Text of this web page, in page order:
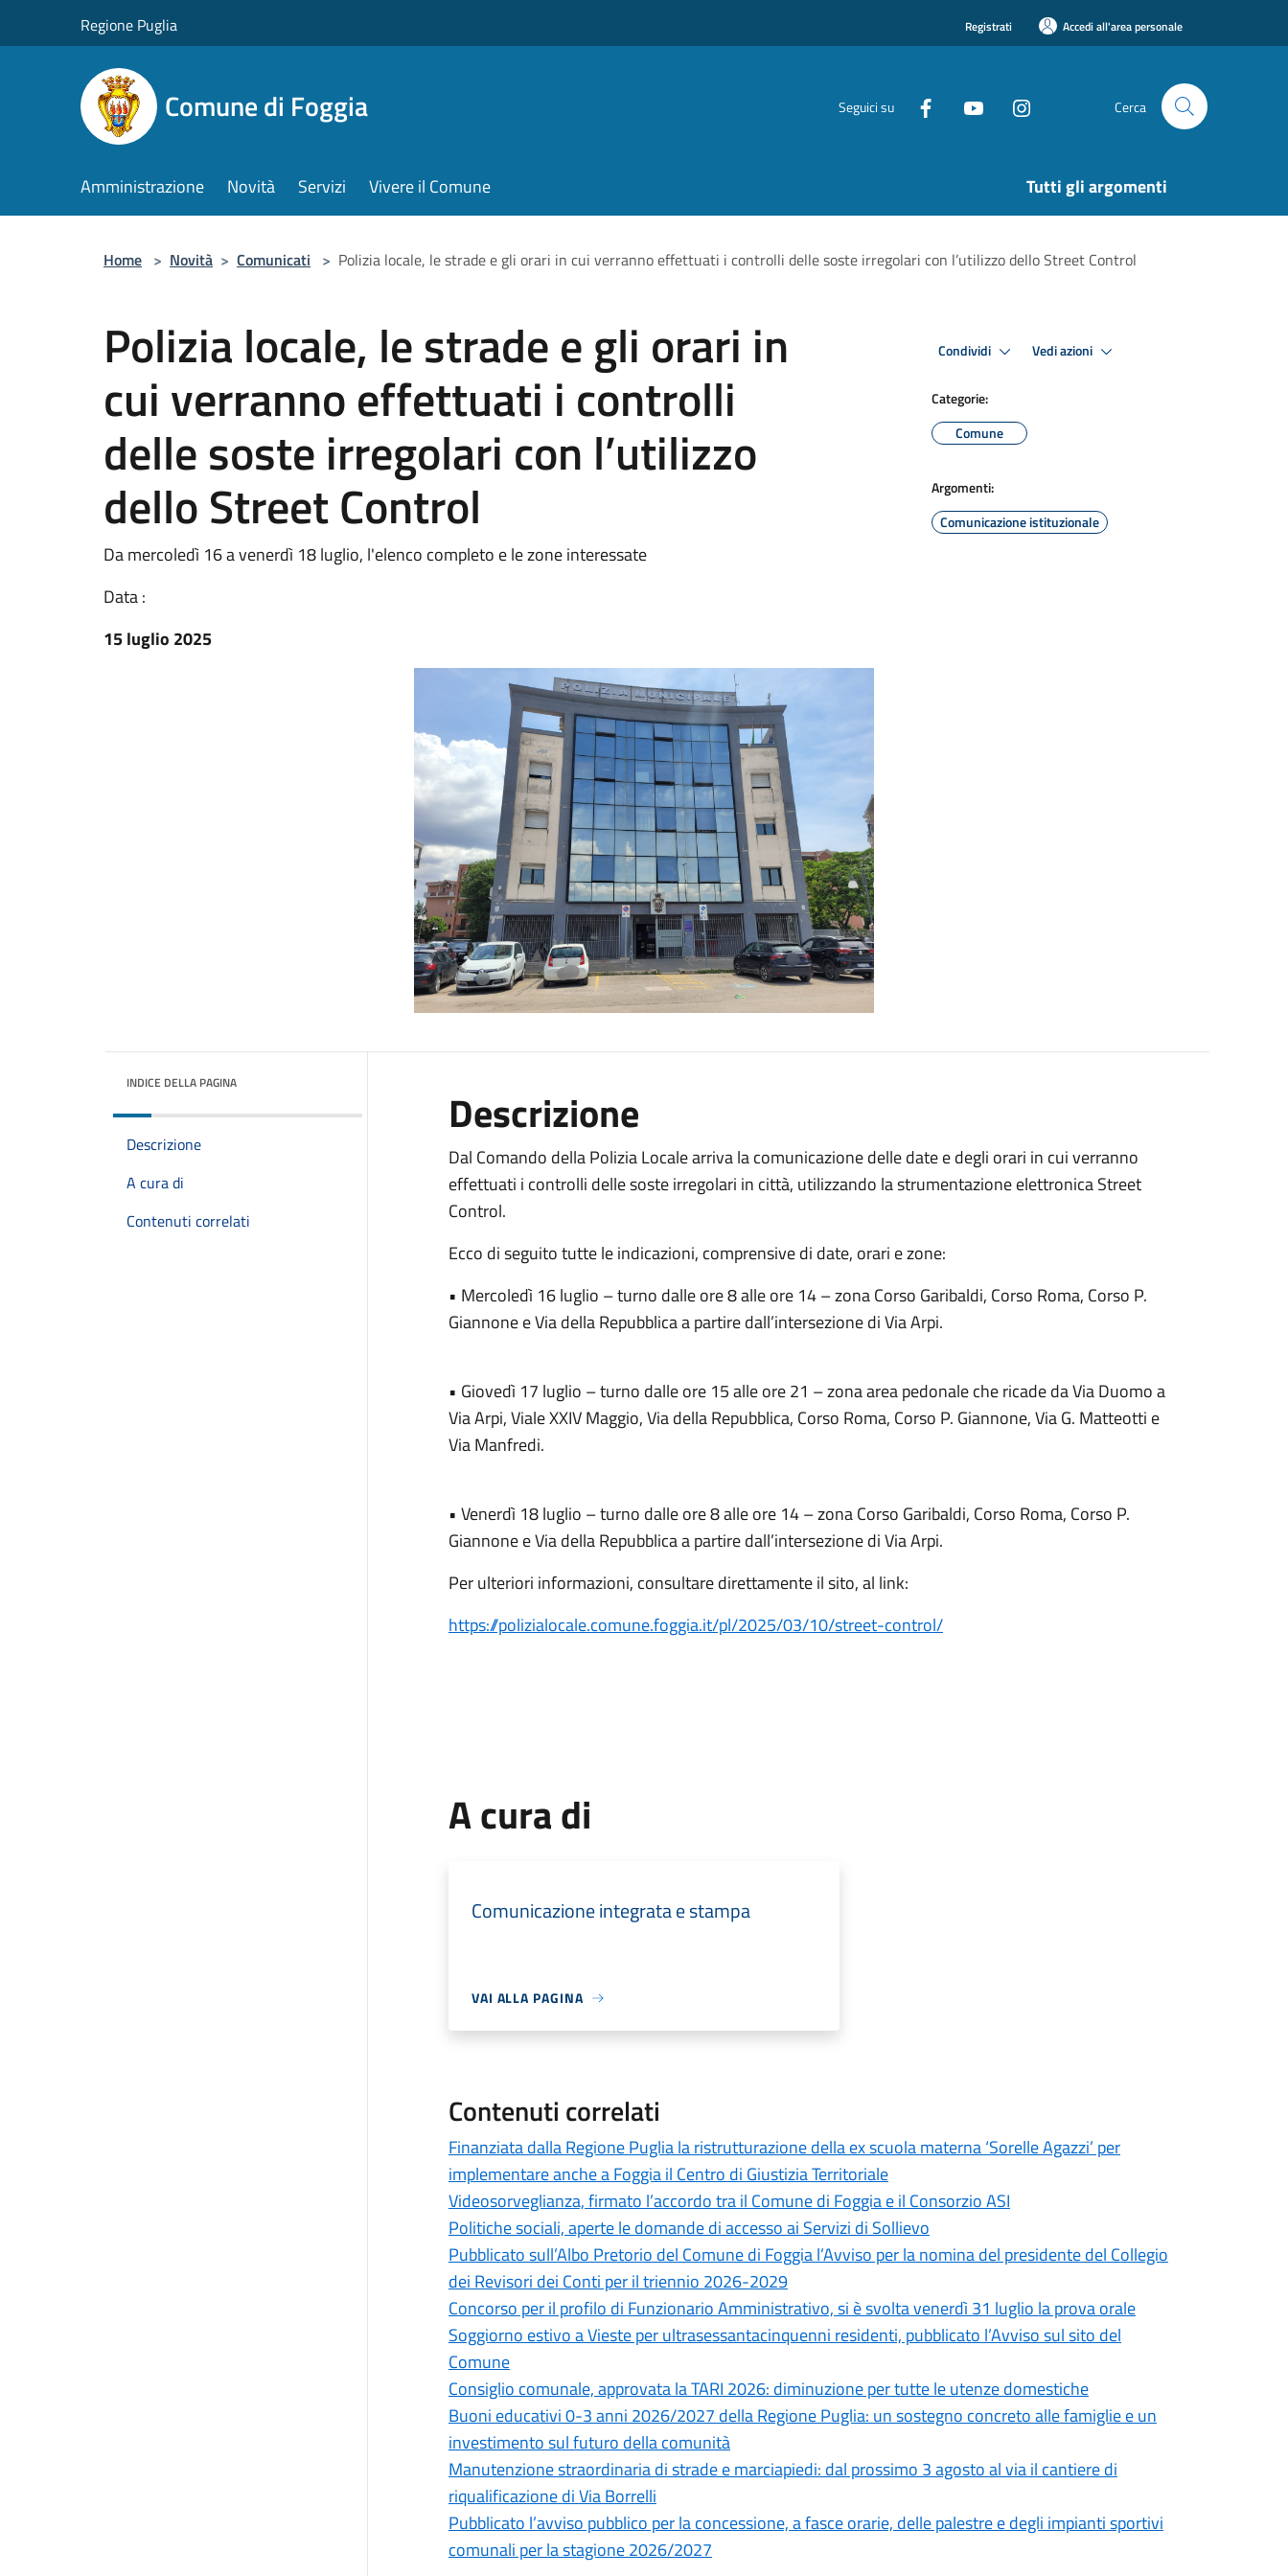
Regione Puglia Registrati Accedi all'area personale
Comune di Foggia Seguici su Cerca
Amministrazione Novità Servizi Vivere il Comune Tutti gli argomenti
Home > Novità > Comunicati > Polizia locale, le strade e gli orari in cui verranno effettuati i controlli delle soste irregolari con l’utilizzo dello Street Control
Polizia locale, le strade e gli orari in
cui verranno effettuati i controlli
delle soste irregolari con l’utilizzo
dello Street Control
Da mercoledì 16 a venerdì 18 luglio, l'elenco completo e le zone interessate
Data :
15 luglio 2025
Condividi Vedi azioni
Categorie:
Comune
Argomenti:
Comunicazione istituzionale
INDICE DELLA PAGINA
Descrizione
A cura di
Contenuti correlati
Descrizione
Dal Comando della Polizia Locale arriva la comunicazione delle date e degli orari in cui verranno
effettuati i controlli delle soste irregolari in città, utilizzando la strumentazione elettronica Street
Control.
Ecco di seguito tutte le indicazioni, comprensive di date, orari e zone:
• Mercoledì 16 luglio – turno dalle ore 8 alle ore 14 – zona Corso Garibaldi, Corso Roma, Corso P.
Giannone e Via della Repubblica a partire dall’intersezione di Via Arpi.
• Giovedì 17 luglio – turno dalle ore 15 alle ore 21 – zona area pedonale che ricade da Via Duomo a
Via Arpi, Viale XXIV Maggio, Via della Repubblica, Corso Roma, Corso P. Giannone, Via G. Matteotti e
Via Manfredi.
• Venerdì 18 luglio – turno dalle ore 8 alle ore 14 – zona Corso Garibaldi, Corso Roma, Corso P.
Giannone e Via della Repubblica a partire dall’intersezione di Via Arpi.
Per ulteriori informazioni, consultare direttamente il sito, al link:
https://polizialocale.comune.foggia.it/pl/2025/03/10/street-control/
A cura di
Comunicazione integrata e stampa
VAI ALLA PAGINA
Contenuti correlati
Finanziata dalla Regione Puglia la ristrutturazione della ex scuola materna ‘Sorelle Agazzi’ per
implementare anche a Foggia il Centro di Giustizia Territoriale
Videosorveglianza, firmato l’accordo tra il Comune di Foggia e il Consorzio ASI
Politiche sociali, aperte le domande di accesso ai Servizi di Sollievo
Pubblicato sull’Albo Pretorio del Comune di Foggia l’Avviso per la nomina del presidente del Collegio
dei Revisori dei Conti per il triennio 2026-2029
Concorso per il profilo di Funzionario Amministrativo, si è svolta venerdì 31 luglio la prova orale
Soggiorno estivo a Vieste per ultrasessantacinquenni residenti, pubblicato l’Avviso sul sito del
Comune
Consiglio comunale, approvata la TARI 2026: diminuzione per tutte le utenze domestiche
Buoni educativi 0-3 anni 2026/2027 della Regione Puglia: un sostegno concreto alle famiglie e un
investimento sul futuro della comunità
Manutenzione straordinaria di strade e marciapiedi: dal prossimo 3 agosto al via il cantiere di
riqualificazione di Via Borrelli
Pubblicato l’avviso pubblico per la concessione, a fasce orarie, delle palestre e degli impianti sportivi
comunali per la stagione 2026/2027